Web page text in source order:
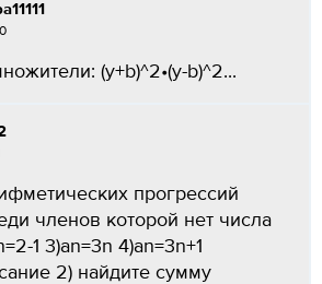
(y+b)^2•(y-b)^2...
прогрессий
членов которой нет числа
1 3)an=3n 4)an=3n+1
2) найдите сумму